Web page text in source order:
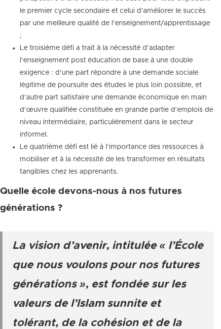
le premier cycle secondaire et celui d’améliorer le succès
par une meilleure qualité de l’enseignement/apprentissage
;
Le troisième défi a trait à la nécessité d’adapter
l’enseignement post éducation de base à une double
exigence : d’une part répondre à une demande sociale
légitime de poursuite des études le plus loin possible, et
d’autre part satisfaire une demande économique en main
d’œuvre qualifiée constituée en grande partie d’emplois de
niveau intermédiaire, particulièrement dans le secteur
informel.
Le quatrième défi est lié à l’importance des ressources à
mobiliser et à la nécessité de les transformer en résultats
tangibles chez les apprenants.
Quelle école devons-nous à nos futures
générations ?
La vision d’avenir, intitulée « l’École
que nous voulons pour nos futures
générations », est fondée sur les
valeurs de l’Islam sunnite et
tolérant, de la cohésion et de la